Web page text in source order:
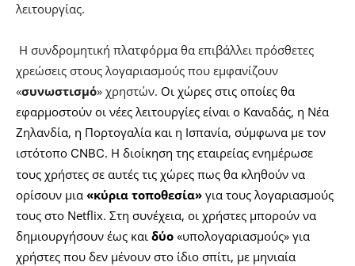
λειτουργίας.
Η συνδρομητική πλατφόρμα θα επιβάλλει πρόσθετες
χρεώσεις στους λογαριασμούς που εμφανίζουν
«συνωστισμό» χρηστών. Οι χώρες στις οποίες θα
εφαρμοστούν οι νέες λειτουργίες είναι ο Καναδάς, η Νέα
Ζηλανδία, η Πορτογαλία και η Ισπανία, σύμφωνα με τον
ιστότοπο CNBC. Η διοίκηση της εταιρείας ενημέρωσε
τους χρήστες σε αυτές τις χώρες πως θα κληθούν να
ορίσουν μια «κύρια τοποθεσία» για τους λογαριασμούς
τους στο Netflix. Στη συνέχεια, οι χρήστες μπορούν να
δημιουργήσουν έως και δύο «υπολογαριασμούς» για
χρήστες που δεν μένουν στο ίδιο σπίτι, με μηνιαία